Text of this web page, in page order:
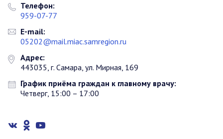
Телефон:
959-07-77
E-mail:
05202@mail.miac.samregion.ru
Адрес:
443035, г. Самара, ул. Мирная, 169
График приёма граждан к главному врачу:
Четверг, 15:00 – 17:00